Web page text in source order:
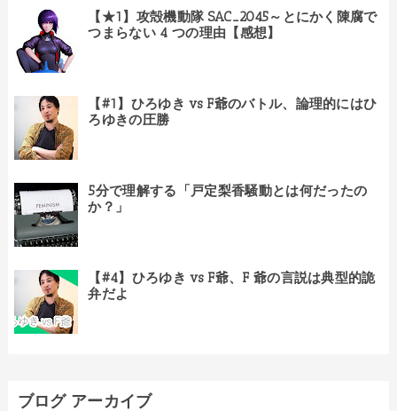
【★1】攻殻機動隊 SAC_2045～とにかく陳腐で
つまらない 4 つの理由【感想】
【#1】ひろゆき vs F爺のバトル、論理的にはひ
ろゆきの圧勝
5分で理解する「戸定梨香騒動とは何だったの
か？」
【#4】ひろゆき vs F爺、F 爺の言説は典型的詭
弁だよ
ブログ アーカイブ